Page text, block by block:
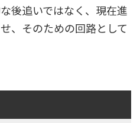
後追いではなく、現在進
、そのための回路として